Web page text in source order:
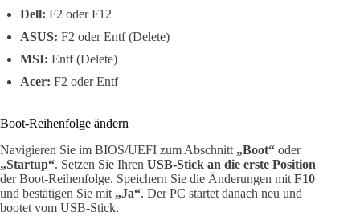
Dell: F2 oder F12
ASUS: F2 oder Entf (Delete)
MSI: Entf (Delete)
Acer: F2 oder Entf
Boot-Reihenfolge ändern
Navigieren Sie im BIOS/UEFI zum Abschnitt „Boot“ oder
„Startup“. Setzen Sie Ihren USB-Stick an die erste Position
der Boot-Reihenfolge. Speichern Sie die Änderungen mit F10
und bestätigen Sie mit „Ja“. Der PC startet danach neu und
bootet vom USB-Stick.